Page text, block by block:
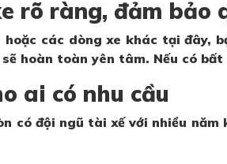
rõ ràng, đảm bảo
các dòng xe khác tại đây,
hoàn toàn yên tâm. Nếu có
ai có nhu cầu
có đội ngũ tài xế với nhiều